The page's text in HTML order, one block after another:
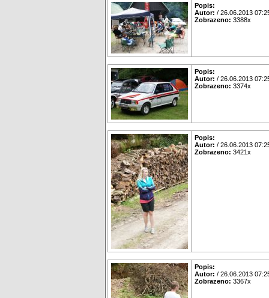
Popis:
Autor: / 26.06.2013
Zobrazeno: 3388x
Popis:
Autor: / 26.06.2013
Zobrazeno: 3374x
Popis:
Autor: / 26.06.2013
Zobrazeno: 3421x
Popis:
Autor: / 26.06.2013
Zobrazeno: 3367x